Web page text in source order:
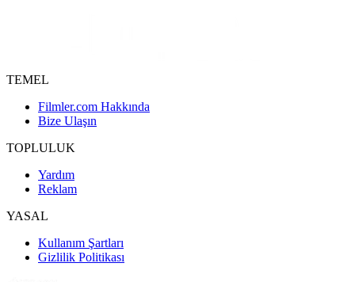
TEMEL
Filmler.com Hakkında
Bize Ulaşın
TOPLULUK
Yardım
Reklam
YASAL
Kullanım Şartları
Gizlilik Politikası